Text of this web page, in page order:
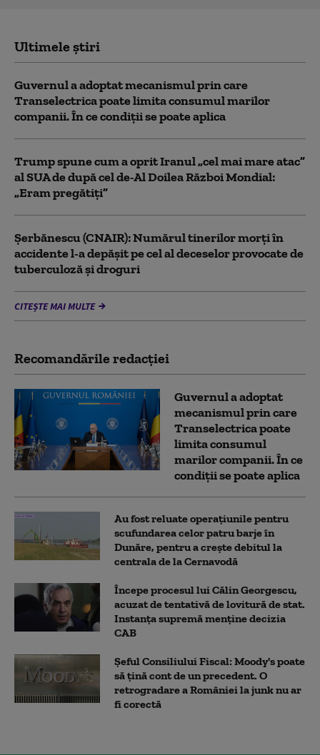
Ultimele știri
Guvernul a adoptat mecanismul prin care
Transelectrica poate limita consumul marilor
companii. În ce condiții se poate aplica
Trump spune cum a oprit Iranul „cel mai mare atac”
al SUA de după cel de-Al Doilea Război Mondial:
„Eram pregătiți”
Şerbănescu (CNAIR): Numărul tinerilor morţi în
accidente l-a depăşit pe cel al deceselor provocate de
tuberculoză şi droguri
CITEȘTE MAI MULTE
Recomandările redacţiei
Guvernul a adoptat
mecanismul prin care
Transelectrica poate
limita consumul
marilor companii. În ce
condiții se poate aplica
Au fost reluate operațiunile pentru
scufundarea celor patru barje în
Dunăre, pentru a crește debitul la
centrala de la Cernavodă
Începe procesul lui Călin Georgescu,
acuzat de tentativă de lovitură de stat.
Instanța supremă menține decizia
CAB
Șeful Consiliului Fiscal: Moody's poate
să țină cont de un precedent. O
retrogradare a României la junk nu ar
fi corectă